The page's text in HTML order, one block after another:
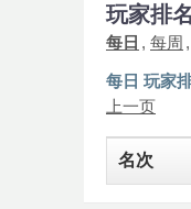
玩家排名
每日 每周
每日 玩家
上一页
名次